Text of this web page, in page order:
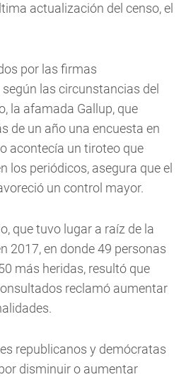
actualización del censo, el
por las firmas
las circunstancias del
la afamada Gallup, que
de un año una encuesta en
acontecía un tiroteo que
los periódicos, asegura que el
un control mayor.
que tuvo lugar a raíz de la
2017, en donde 49 personas
más heridas, resultó que
reclamó aumentar
republicanos y demócratas
disminuir o aumentar